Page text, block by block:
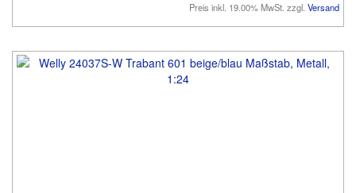
Preis inkl. 19.00% MwSt. zzgl. Versand